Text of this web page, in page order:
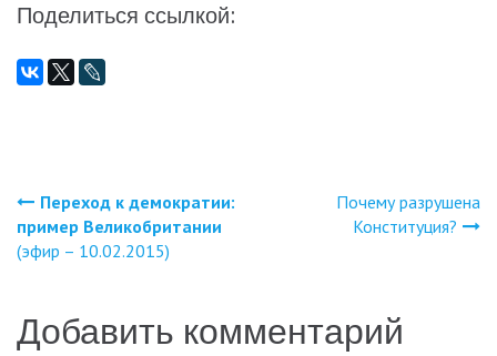
Поделиться ссылкой:
Навигация
по
записям
Переход к демократии:
пример Великобритании
(эфир – 10.02.2015)
Почему разрушена
Конституция?
Добавить комментарий